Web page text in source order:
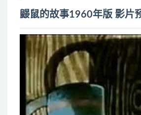
第14集：鼹鼠和火柴盒
第16集：鼹鼠和电话
第17集：鼹鼠是个化学家
第18集：鼹鼠是个钟表匠
第20集：鼹鼠和吓人的面具
第21集：鼹鼠与推土机
第22集：鼹鼠是个摄影师
第23集：鼹鼠在沙漠
鼹鼠的故事1960年版 影片